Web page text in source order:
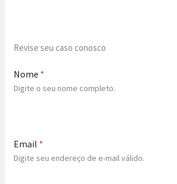
Revise seu caso conosco
Nome *
Digite o seu nome completo.
Email *
Digite seu endereço de e-mail válido.